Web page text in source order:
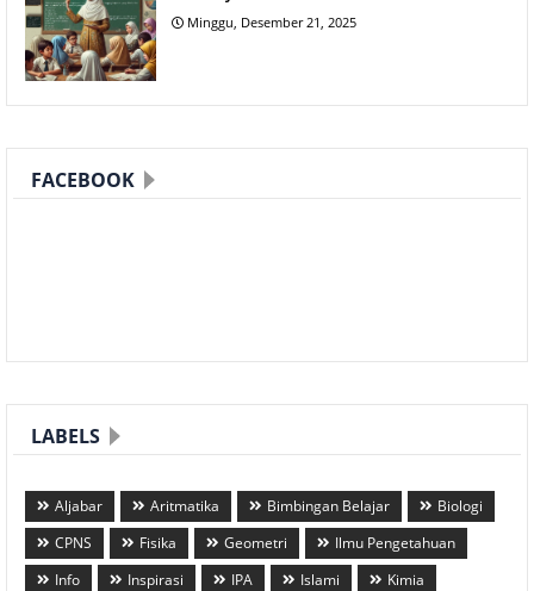
Minggu, Desember 21, 2025
FACEBOOK
LABELS
Aljabar Aritmatika Bimbingan Belajar
Biologi
CPNS
Fisika Geometri
Ilmu Pengetahuan
Info
Inspirasi IPA Islami
Kimia